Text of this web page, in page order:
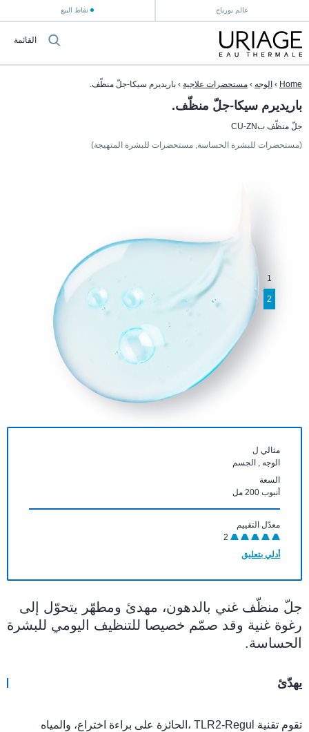
عالم يورياج نقاط البيع
القائمة
Home
› الوجه › مستحضرات علاجية › باريديرم سيكا-جلّ منظّف.
باريديرم سيكا-جلّ منظّف.
جلّ منظّف بCU-ZN
(مستحضرات للبشرة الحساسة, مستحضرات للبشرة المتهيجة)
1
2
مثالي ل
الوجه , الجسم
السعة
أنبوب 200 مل
معدّل التقييم
2
أدلي بتعليق
جلّ منظّف غني بالدهون، مهدئ ومطهّر يتحوّل إلى
رغوة غنية وقد صمّم خصيصا للتنظيف اليومي للبشرة
الحساسة.
يهدّئ
تقوم تقنية TLR2-Regul ،الحائزة على براءة اختراع، والمياه